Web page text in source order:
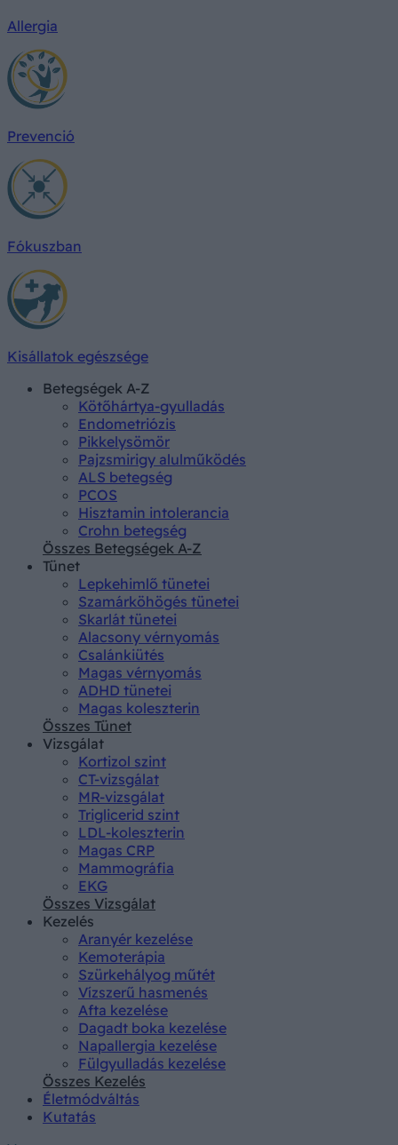
Allergia
Prevenció
Fókuszban
Kisállatok egészsége
Betegségek A-Z
Kötőhártya-gyulladás
Endometriózis
Pikkelysömör
Pajzsmirigy alulműködés
ALS betegség
PCOS
Hisztamin intolerancia
Crohn betegség
Összes Betegségek A-Z
Tünet
Lepkehimlő tünetei
Szamárköhögés tünetei
Skarlát tünetei
Alacsony vérnyomás
Csalánkiütés
Magas vérnyomás
ADHD tünetei
Magas koleszterin
Összes Tünet
Vizsgálat
Kortizol szint
CT-vizsgálat
MR-vizsgálat
Triglicerid szint
LDL-koleszterin
Magas CRP
Mammográfia
EKG
Összes Vizsgálat
Kezelés
Aranyér kezelése
Kemoterápia
Szürkehályog műtét
Vízszerű hasmenés
Afta kezelése
Dagadt boka kezelése
Napallergia kezelése
Fülgyulladás kezelése
Összes Kezelés
Életmódváltás
Kutatás